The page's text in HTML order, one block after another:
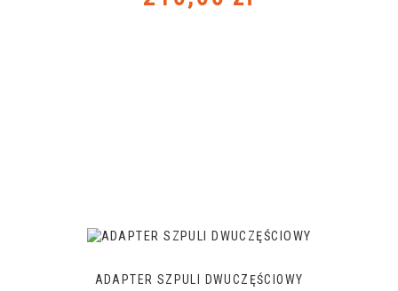
ADAPTER SZPULI DWUCZĘŚCIOWY